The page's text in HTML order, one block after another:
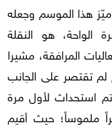
ميّز هذا الموسم وجعله
هو النقلة
المرافقة، مشيرا
لم تقتصر على الجانب
استحداث لأول مرة
ملموساً؛ حيث أقيم